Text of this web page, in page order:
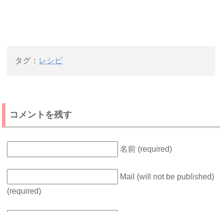
タグ： レシピ
コメントを残す
名前 (required)
Mail (will not be published)
(required)